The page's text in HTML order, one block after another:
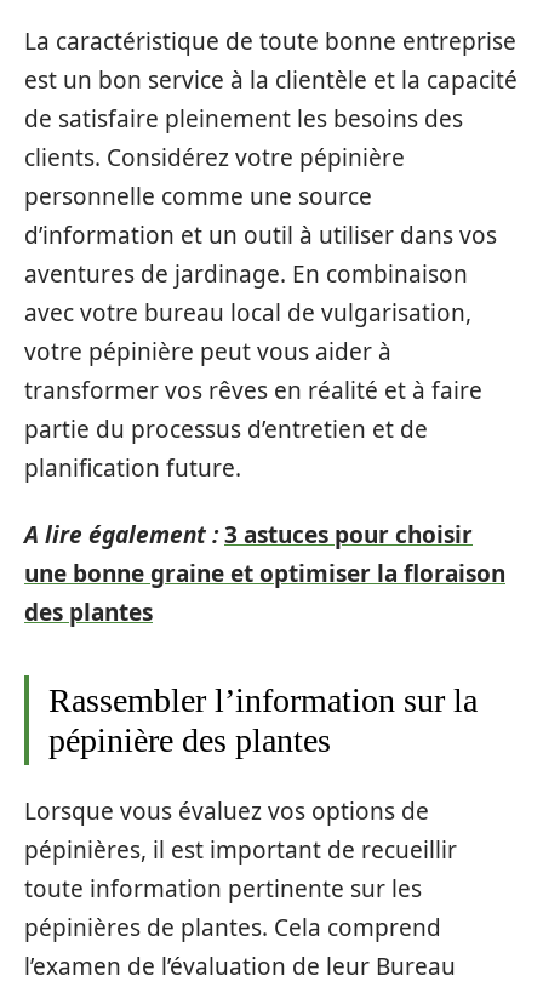
La caractéristique de toute bonne entreprise
est un bon service à la clientèle et la capacité
de satisfaire pleinement les besoins des
clients. Considérez votre pépinière
personnelle comme une source
d’information et un outil à utiliser dans vos
aventures de jardinage. En combinaison
avec votre bureau local de vulgarisation,
votre pépinière peut vous aider à
transformer vos rêves en réalité et à faire
partie du processus d’entretien et de
planification future.
A lire également :3 astuces pour choisir
une bonne graine et optimiser la floraison
des plantes
Rassembler l’information sur la
pépinière des plantes
Lorsque vous évaluez vos options de
pépinières, il est important de recueillir
toute information pertinente sur les
pépinières de plantes. Cela comprend
l’examen de l’évaluation de leur Bureau